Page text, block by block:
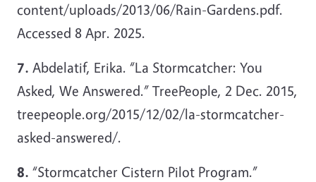
content/uploads/2013/06/Rain-Gardens.pdf.
Accessed 8 Apr. 2025.
7. Abdelatif, Erika. “La Stormcatcher: You
Asked, We Answered.” TreePeople, 2 Dec. 2015,
treepeople.org/2015/12/02/la-stormcatcher-
asked-answered/.
8. “Stormcatcher Cistern Pilot Program.”